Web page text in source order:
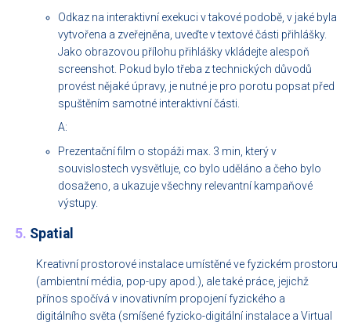
Odkaz na interaktivní exekuci v takové podobě, v jaké byla
vytvořena a zveřejněna, uveďte v textové části přihlášky.
Jako obrazovou přílohu přihlášky vkládejte alespoň
screenshot. Pokud bylo třeba z technických důvodů
provést nějaké úpravy, je nutné je pro porotu popsat před
spuštěním samotné interaktivní části.
A:
Prezentační film o stopáži max. 3 min, který v
souvislostech vysvětluje, co bylo uděláno a čeho bylo
dosaženo, a ukazuje všechny relevantní kampaňové
výstupy.
5. Spatial
Kreativní prostorové instalace umístěné ve fyzickém prostoru
(ambientní média, pop-upy apod.), ale také práce, jejichž
přínos spočívá v inovativním propojení fyzického a
digitálního světa (smíšené fyzicko-digitální instalace a Virtual